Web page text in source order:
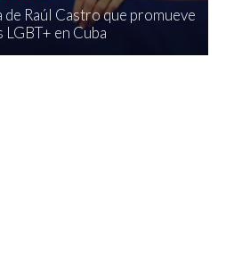
Raúl Castro que promueve
en Cuba